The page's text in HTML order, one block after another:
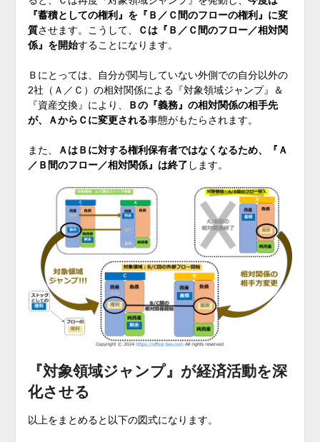
『蓄積としての権利』を『Ｂ／Ｃ間のフローの権利』に変
質させます。こうして、
Ｃは『Ｂ／Ｃ間のフロー／相対関
係』を開始することになります。
Ｂにとっては、自分が関与していない外側での自分以外の
2社（Ａ／Ｃ）の相対関係による『対象領域ジャンプ』＆
『資産交換』により、
Ｂの『義務』の相対関係の相手先
が、ＡからＣに変更される事態がもたらされます。
また、
ＡはＢに対する権利保有者ではなくなるため、『Ａ
／Ｂ間のフロー／相対関係』は終了 します。
『対象領域ジャンプ』が経済活動を深
化させる
以上をまとめると以下の図式になります。